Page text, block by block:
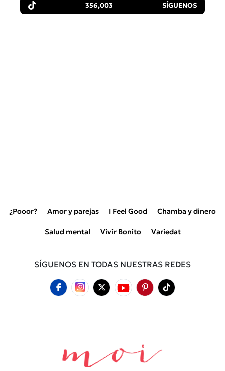
356,003 SÍGUENOS
¿Pooor? Amor y parejas I Feel Good Chamba y dinero
Salud mental Vivir Bonito Variedat
SÍGUENOS EN TODAS NUESTRAS REDES